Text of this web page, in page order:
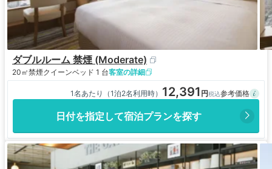
ダブルルーム 禁煙 (Moderate)
20㎡禁煙クイーンベッド 1 台客室の詳細
1名あたり（1泊2名利用時） 12,391
日付を指定して宿泊プランを探す